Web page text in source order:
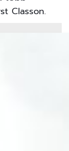
Classon.